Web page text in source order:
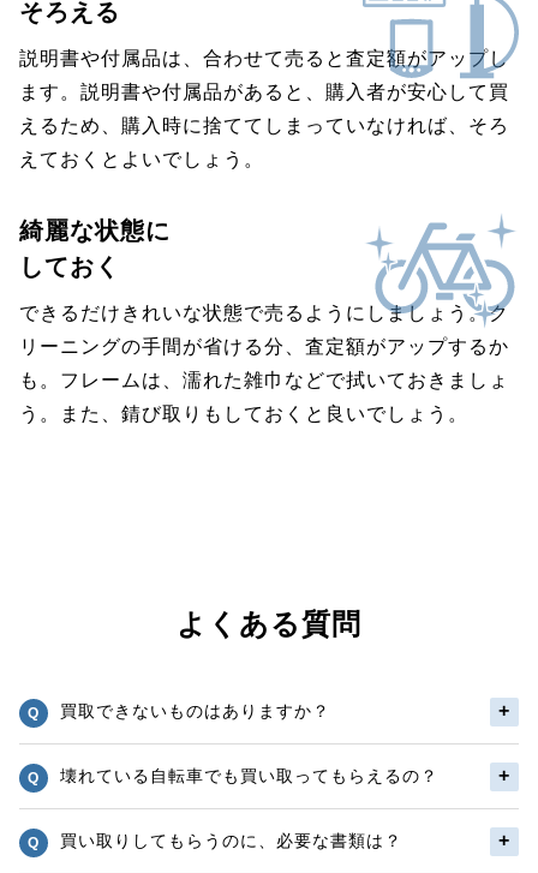
そろえる
説明書や付属品は、合わせて売ると査定額がアップし
ます。説明書や付属品があると、購入者が安心して買
えるため、購入時に捨ててしまっていなければ、そろ
えておくとよいでしょう。
綺麗な状態に
しておく
できるだけきれいな状態で売るようにしましょう。ク
リーニングの手間が省ける分、査定額がアップするか
も。フレームは、濡れた雑巾などで拭いておきましょ
う。また、錆び取りもしておくと良いでしょう。
よくある質問
買取できないものはありますか？
壊れている自転車でも買い取ってもらえるの？
買い取りしてもらうのに、必要な書類は？